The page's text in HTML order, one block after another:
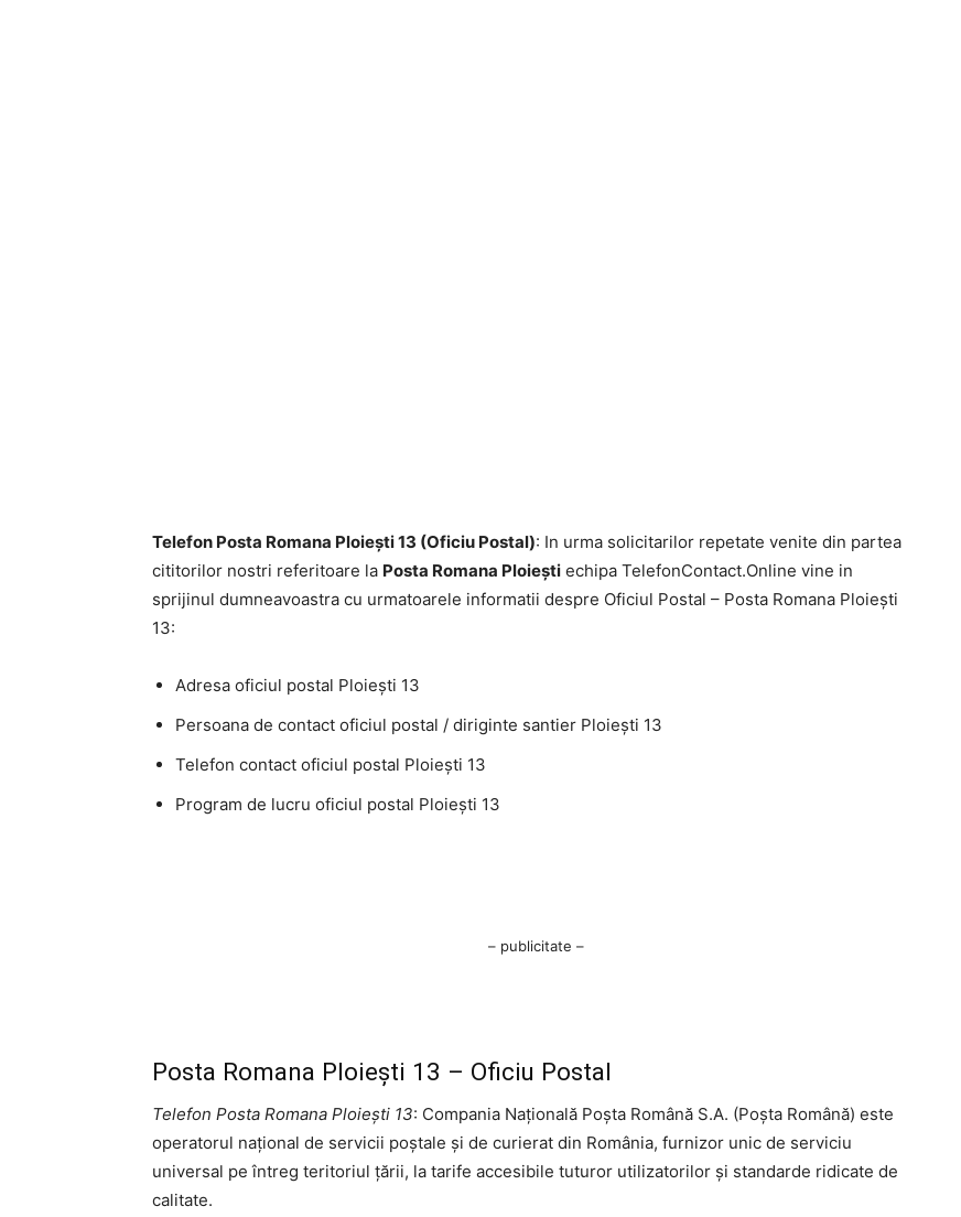
Telefon Posta Romana Ploieşti 13 (Oficiu Postal): In urma solicitarilor repetate venite din partea
cititorilor nostri referitoare la Posta Romana Ploieşti echipa TelefonContact.Online vine in
sprijinul dumneavoastra cu urmatoarele informatii despre Oficiul Postal – Posta Romana Ploieşti
13:
Adresa oficiul postal Ploieşti 13
Persoana de contact oficiul postal / diriginte santier Ploieşti 13
Telefon contact oficiul postal Ploieşti 13
Program de lucru oficiul postal Ploieşti 13
– publicitate –
Posta Romana Ploieşti 13 – Oficiu Postal
Telefon Posta Romana Ploieşti 13: Compania Națională Poșta Română S.A. (Poșta Română) este
operatorul național de servicii poștale și de curierat din România, furnizor unic de serviciu
universal pe întreg teritoriul țării, la tarife accesibile tuturor utilizatorilor și standarde ridicate de
calitate.